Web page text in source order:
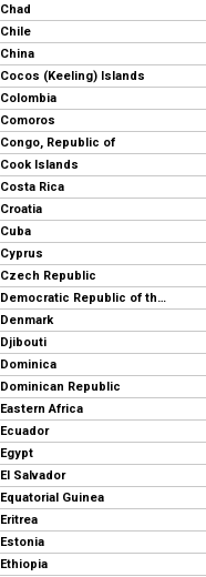
Chad
Chile
China
Cocos (Keeling) Islands
Colombia
Comoros
Congo, Republic of
Cook Islands
Costa Rica
Croatia
Cuba
Cyprus
Czech Republic
Democratic Republic of the Congo
Denmark
Djibouti
Dominica
Dominican Republic
Eastern Africa
Ecuador
Egypt
El Salvador
Equatorial Guinea
Eritrea
Estonia
Ethiopia